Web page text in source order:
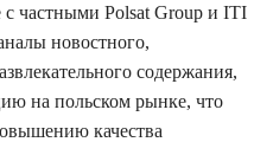
частными Polsat Group и ITI
новостного,
содержания,
на польском рынке, что
качества